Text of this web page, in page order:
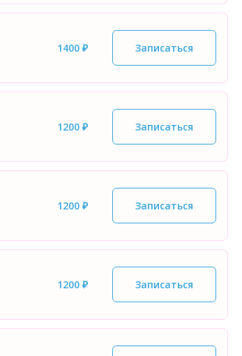
1400 ₽ Записаться
1200 ₽ Записаться
1200 ₽ Записаться
1200 ₽ Записаться